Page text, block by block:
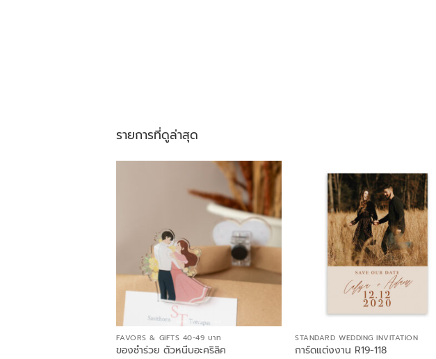
รายการที่ดูล่าสุด
FAVORS & GIFTS 40-49 บาท
ของชำร่วย ตัวหนีบอะคริลิค
STANDARD WEDDING INVITATION
การ์ดแต่งงาน R19-118